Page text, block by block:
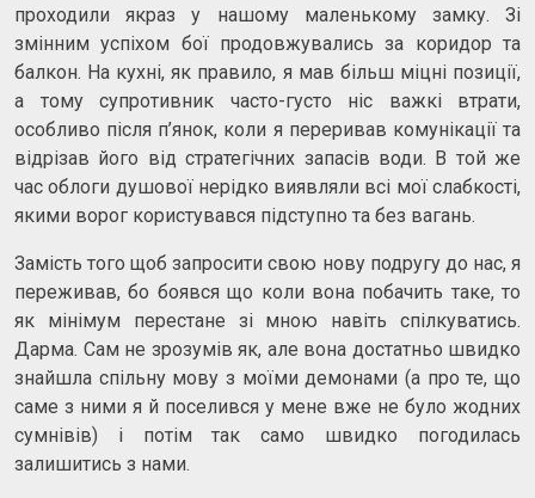
проходили якраз у нашому маленькому замку. Зі
змінним успіхом бої продовжувались за коридор та
балкон. На кухні, як правило, я мав більш міцні позиції,
а тому супротивник часто-густо ніс важкі втрати,
особливо після п’янок, коли я переривав комунікації та
відрізав його від стратегічних запасів води. В той же
час облоги душової нерідко виявляли всі мої слабкості,
якими ворог користувався підступно та без вагань.
Замість того щоб запросити свою нову подругу до нас, я
переживав, бо боявся що коли вона побачить таке, то
як мінімум перестане зі мною навіть спілкуватись.
Дарма. Сам не зрозумів як, але вона достатньо швидко
знайшла спільну мову з моїми демонами (а про те, що
саме з ними я й поселився у мене вже не було жодних
сумнівів) і потім так само швидко погодилась
залишитись з нами.